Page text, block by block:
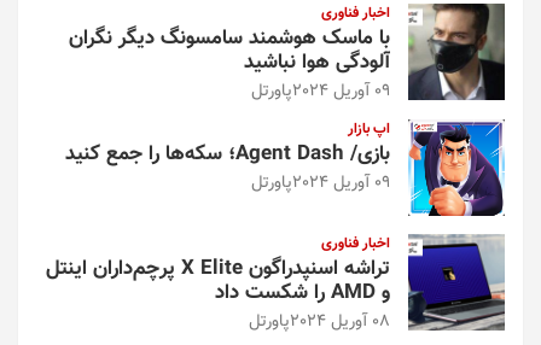
اخبار فناوری
با ماسک هوشمند سامسونگ دیگر نگران
آلودگی هوا نباشید
09 آوریل 2024 پاورتل
اپ بازار
بازی/ Agent Dash؛ سکه‌ها را جمع کنید
09 آوریل 2024 پاورتل
اخبار فناوری
تراشه اسنپدراگون X Elite پرچم‌داران اینتل
و AMD را شکست داد
08 آوریل 2024 پاورتل